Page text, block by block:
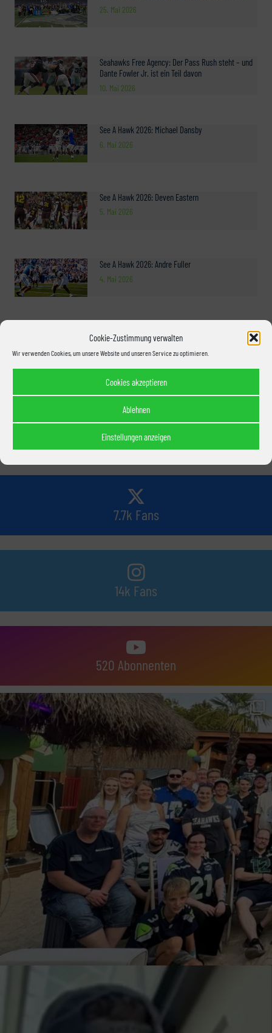
Cookie-Zustimmung verwalten
Wir verwenden Cookies, um unsere Website und unseren Service zu optimieren.
Cookies akzeptieren
Ablehnen
Einstellungen anzeigen
25. Mai 2026
Seahawks Free Agency: Der Pass Rush steht – und
Dante Fowler Jr. ist ein Teil davon
10. Mai 2026
See A Hawk 2026: Michael Dansby
6. Mai 2026
See A Hawk 2026: Deven Eastern
5. Mai 2026
See A Hawk 2026: Andre Fuller
4. Mai 2026
See A Hawk 2026: Beau Stephens
2. Mai 2026
7.7k Fans
14k Fans
520 Abonnenten